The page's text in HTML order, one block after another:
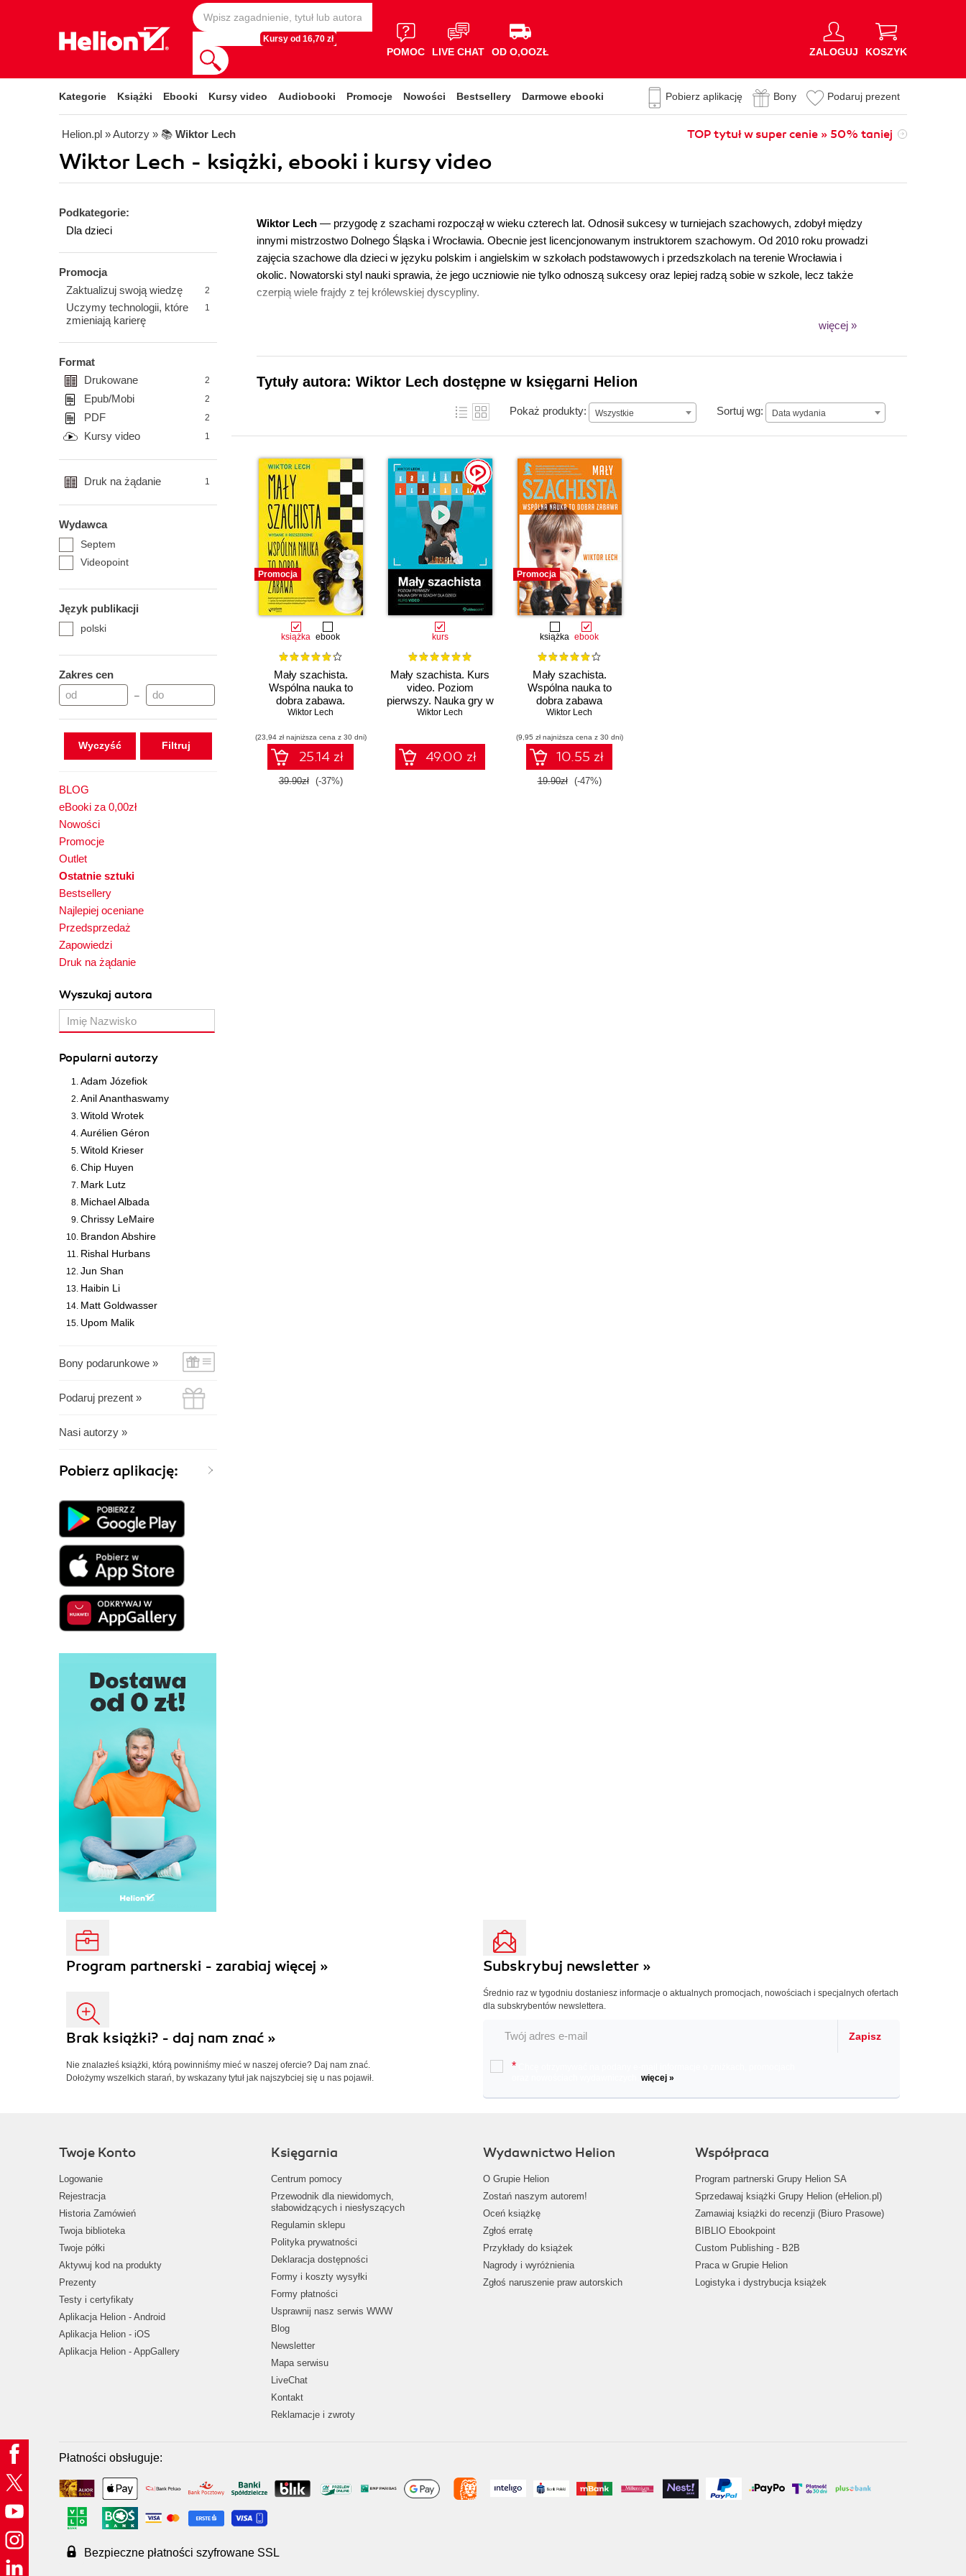
Kursy od 16,70 zł
POMOC LIVE CHAT OD O,OOZŁ ZALOGUJ KOSZYK
Kategorie Książki Ebooki Kursy video Audiobooki Promocje Nowości Bestsellery Darmowe ebooki Pobierz aplikację Bony Podaruj prezent
Helion.pl » Autorzy » 📚 Wiktor Lech TOP tytuł w super cenie » 50% taniej
Wiktor Lech - książki, ebooki i kursy video
Podkategorie:
Dla dzieci
Promocja
Zaktualizuj swoją wiedzę
2
Uczymy technologii, które
zmieniają karierę
1
Format
Drukowane
2
Epub/Mobi 2
PDF 2
Kursy video 1
Druk na żądanie 1
Wydawca
Septem
Videopoint
Język publikacji
polski
Zakres cen
–
Wyczyść
BLOG
eBooki za 0,00zł
Nowości
Promocje
Outlet
Ostatnie sztuki
Bestsellery
Najlepiej oceniane
Przedsprzedaż
Zapowiedzi
Druk na żądanie
Wyszukaj autora
Popularni autorzy
Adam Józefiok
Anil Ananthaswamy
Witold Wrotek
Aurélien Géron
Witold Krieser
Chip Huyen
Mark Lutz
Michael Albada
Chrissy LeMaire
Brandon Abshire
Rishal Hurbans
Jun Shan
Haibin Li
Matt Goldwasser
Upom Malik
Bony podarunkowe »
Podaruj prezent »
Nasi autorzy »
Pobierz aplikację:
Wiktor Lech — przygodę z szachami rozpoczął w wieku czterech lat. Odnosił sukcesy w turniejach szachowych, zdobył między
innymi mistrzostwo Dolnego Śląska i Wrocławia. Obecnie jest licencjonowanym instruktorem szachowym. Od 2010 roku prowadzi
zajęcia szachowe dla dzieci w języku polskim i angielskim w szkołach podstawowych i przedszkolach na terenie Wrocławia i
okolic. Nowatorski styl nauki sprawia, że jego uczniowie nie tylko odnoszą sukcesy oraz lepiej radzą sobie w szkole, lecz także
czerpią wiele frajdy z tej królewskiej dyscypliny.
więcej »
Tytuły autora: Wiktor Lech dostępne w księgarni Helion
Pokaż produkty: Wszystkie Sortuj wg: Data wydania
Data wydania
Promocja
książka ebook
Mały szachista.
Wspólna nauka to
dobra zabawa.
Wydanie II rozszerzone
Wiktor Lech
(23,94 zł najniższa cena z 30 dni)
25.14 zł
39.90zł (-37%)
kurs
Mały szachista. Kurs
video. Poziom
pierwszy. Nauka gry w
szachy dla dzieci
Wiktor Lech
49.00 zł
Promocja
książka ebook
Mały szachista.
Wspólna nauka to
dobra zabawa
Wiktor Lech
(9,95 zł najniższa cena z 30 dni)
10.55 zł
19.90zł (-47%)
Program partnerski - zarabiaj więcej »
Brak książki? - daj nam znać »
Nie znalazłeś książki, którą powinniśmy mieć w naszej ofercie? Daj nam znać.
Dołożymy wszelkich starań, by wskazany tytuł jak najszybciej się u nas pojawił.
Subskrybuj newsletter »
Średnio raz w tygodniu dostaniesz informacje o aktualnych promocjach, nowościach i specjalnych ofertach
dla subskrybentów newslettera.
Zapisz
*
więcej »
Twoje Konto
Logowanie
Rejestracja
Historia Zamówień
Twoja biblioteka
Twoje półki
Aktywuj kod na produkty
Prezenty
Testy i certyfikaty
Aplikacja Helion - Android
Aplikacja Helion - iOS
Aplikacja Helion - AppGallery
Księgarnia
Centrum pomocy
Przewodnik dla niewidomych,
słabowidzących i niesłyszących
Regulamin sklepu
Polityka prywatności
Deklaracja dostępności
Formy i koszty wysyłki
Formy płatności
Usprawnij nasz serwis WWW
Blog
Newsletter
Mapa serwisu
LiveChat
Kontakt
Reklamacje i zwroty
Wydawnictwo Helion
O Grupie Helion
Zostań naszym autorem!
Oceń książkę
Zgłoś erratę
Przykłady do książek
Nagrody i wyróżnienia
Zgłoś naruszenie praw autorskich
Współpraca
Program partnerski Grupy Helion SA
Sprzedawaj książki Grupy Helion (eHelion.pl)
Zamawiaj książki do recenzji (Biuro Prasowe)
BIBLIO Ebookpoint
Custom Publishing - B2B
Praca w Grupie Helion
Logistyka i dystrybucja książek
Płatności obsługuje:
Bezpieczne płatności szyfrowane SSL